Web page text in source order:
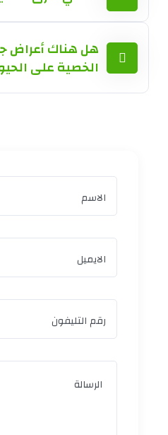
هل هناك أعراض
الخصية على